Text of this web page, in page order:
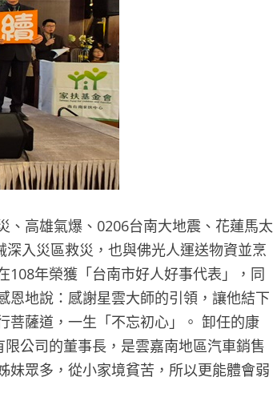
高雄氣爆、0206台南大地震、花蓮馬太
入災區救災，也與佛光人運送物資並烹
108年榮獲「台南市好人好事代表」，同
恩地說：感謝星雲大師的引領，讓他結下
菩薩道，一生「不忘初心」。 卸任的康
公司的董事長，是雲嘉南地區汽車銷售
妹眾多，從小家境貧苦，所以更能體會弱